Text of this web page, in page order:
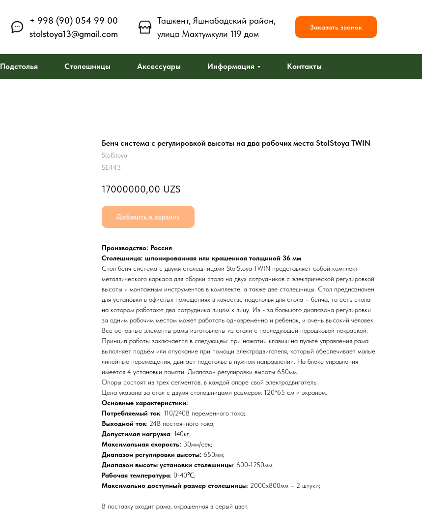
+ 998 (90) 054 99 00
stolstoya13@gmail.com
Ташкент, Яшнабадский район,
улица Махтумкули 119 дом
Заказать звонок
Подстолья Столешницы Аксессуары Информация Контакты
Бенч система с регулировкой высоты на два рабочих места StolStoya TWIN
StolStoya
SE443
17000000,00 UZS
Добавить в корзину
Производство: Россия
Столешница: шпонированная или крашенная толщиной 36 мм
Стол бенч система с двумя столешницами StolStoya TWIN представляет собой комплект
металлического каркаса для сборки стола на двух сотрудников с электрической регулировкой
высоты и монтажным инструментов в комплекте, а также две столешницы. Стол предназначен
для установки в офисных помещениях в качестве подстолья для стола – бенча, то есть стола
на котором работают два сотрудника лицом к лицу. Из - за большого диапазона регулировки
за одним рабочим местом может работать одновременно и ребенок, и очень высокий человек.
Все основные элементы рамы изготовлены из стали с последующей порошковой покраской.
Принцип работы заключается в следующем: при нажатии клавиш на пульте управления рама
выполняет подъём или опускание при помощи электродвигателя, который обеспечивает малые
линейные перемещения, двигает подстолье в нужном направлении. На блоке управления
имеется 4 установки памяти. Диапазон регулировки высоты 650мм.
Опоры состоят из трех сегментов, в каждой опоре свой электродвигатель.
Цена указана за стол с двумя столешницами размером 120*65 см и экраном.
Основные характеристики:
Потребляемый ток: 110/240В переменного тока;
Выходной ток: 24В постоянного тока;
Допустимая нагрузка: 140кг;
Максимальная скорость: 30мм/сек;
Диапазон регулировки высоты: 650мм;
Диапазон высоты установки столешницы: 600-1250мм;
Рабочая температура: 0-40℃;
Максимально доступный размер столешницы: 2000х800мм – 2 штуки;
В поставку входит рама, окрашенная в серый цвет.